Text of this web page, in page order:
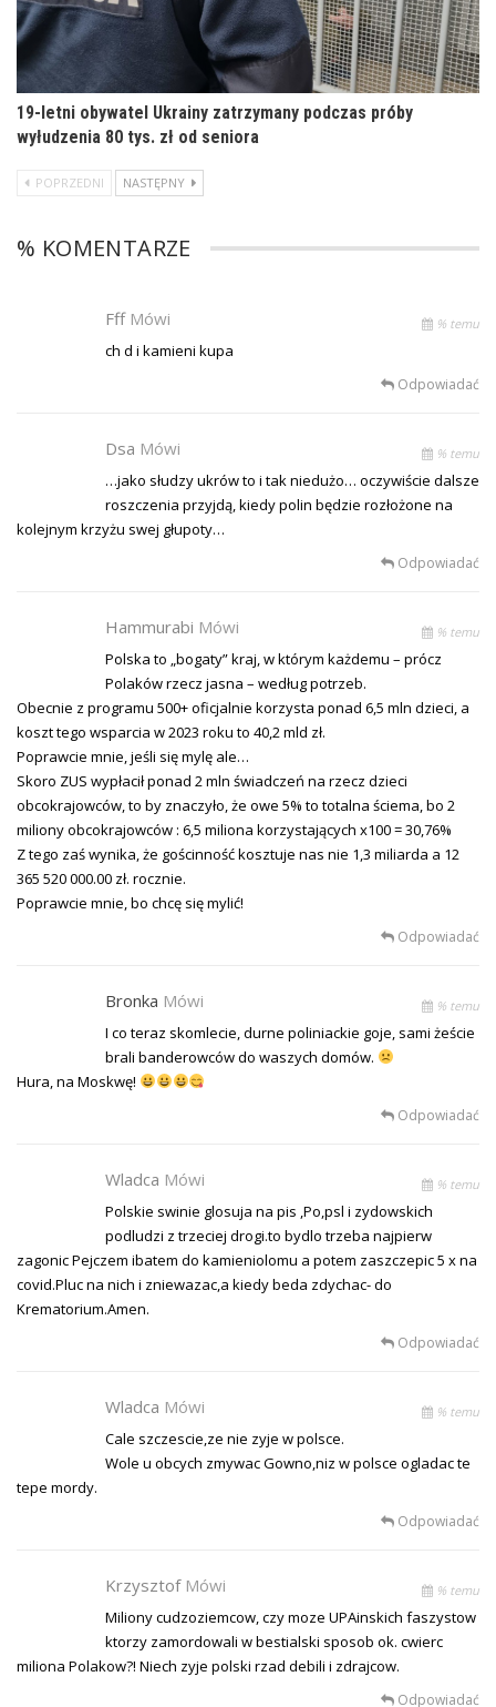
19-letni obywatel Ukrainy zatrzymany podczas próby
wyłudzenia 80 tys. zł od seniora
POPRZEDNI NASTĘPNY
% KOMENTARZE
Fff Mówi % temu
ch d i kamieni kupa
Odpowiadać
Dsa Mówi % temu
…jako słudzy ukrów to i tak niedużo… oczywiście dalsze
roszczenia przyjdą, kiedy polin będzie rozłożone na
kolejnym krzyżu swej głupoty…
Odpowiadać
Hammurabi Mówi % temu
Polska to „bogaty” kraj, w którym każdemu – prócz
Polaków rzecz jasna – według potrzeb.
Obecnie z programu 500+ oficjalnie korzysta ponad 6,5 mln dzieci, a
koszt tego wsparcia w 2023 roku to 40,2 mld zł.
Poprawcie mnie, jeśli się mylę ale…
Skoro ZUS wypłacił ponad 2 mln świadczeń na rzecz dzieci
obcokrajowców, to by znaczyło, że owe 5% to totalna ściema, bo 2
miliony obcokrajowców : 6,5 miliona korzystających x100 = 30,76%
Z tego zaś wynika, że gościnność kosztuje nas nie 1,3 miliarda a 12
365 520 000.00 zł. rocznie.
Poprawcie mnie, bo chcę się mylić!
Odpowiadać
Bronka Mówi % temu
I co teraz skomlecie, durne poliniackie goje, sami żeście
brali banderowców do waszych domów.
Hura, na Moskwę!
Odpowiadać
Wladca Mówi % temu
Polskie swinie glosuja na pis ,Po,psl i zydowskich
podludzi z trzeciej drogi.to bydlo trzeba najpierw
zagonic Pejczem ibatem do kamieniolomu a potem zaszczepic 5 x na
covid.Pluc na nich i zniewazac,a kiedy beda zdychac- do
Krematorium.Amen.
Odpowiadać
Wladca Mówi % temu
Cale szczescie,ze nie zyje w polsce.
Wole u obcych zmywac Gowno,niz w polsce ogladac te
tepe mordy.
Odpowiadać
Krzysztof Mówi % temu
Miliony cudzoziemcow, czy moze UPAinskich faszystow
ktorzy zamordowali w bestialski sposob ok. cwierc
miliona Polakow?! Niech zyje polski rzad debili i zdrajcow.
Odpowiadać